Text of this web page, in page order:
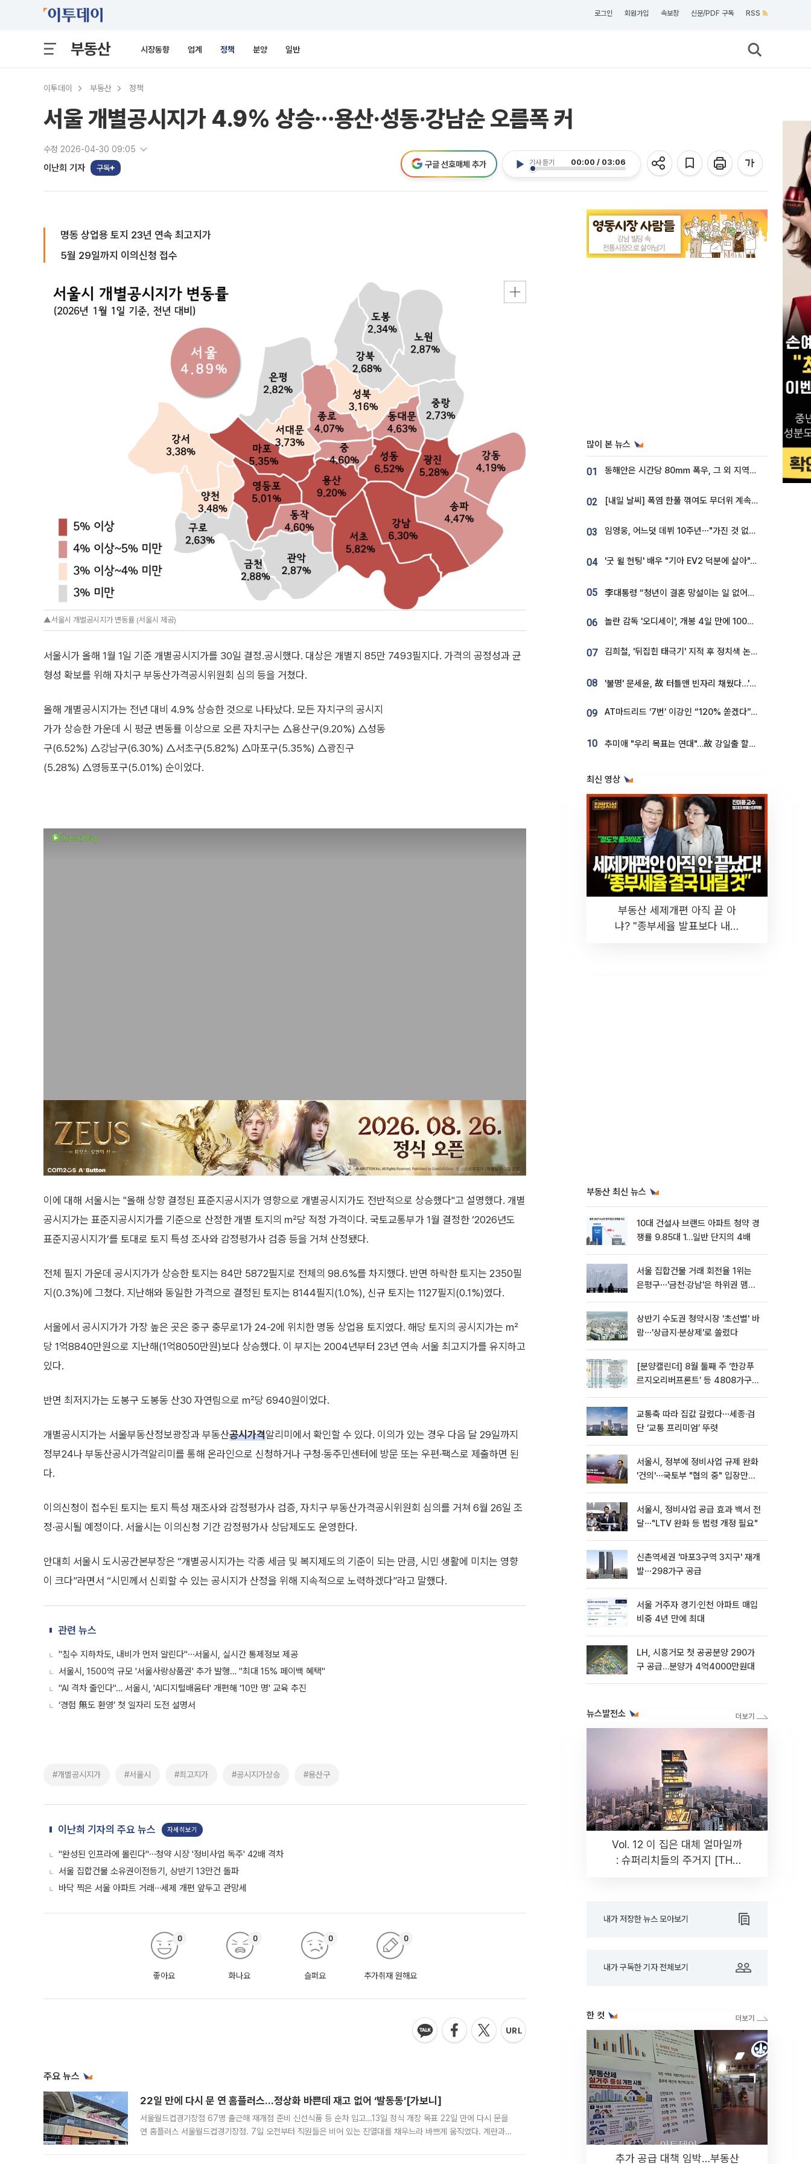
로그인 회원가입 속보창 신문/PDF 구독 RSS
부동산 시장동향 업계 정책 분양 일반
이투데이 부동산 정책
서울 개별공시지가 4.9% 상승⋯용산·성동·강남순 오름폭 커
수정 2026-04-30 09:05
이난희 기자 구독
기사 듣기 00:00 / 03:06
구글 선호매체 추가
명동 상업용 토지 23년 연속 최고지가
5월 29일까지 이의신청 접수
▲서울시 개별공시지가 변동률 (서울시 제공)
서울시가 올해 1월 1일 기준 개별공시지가를 30일 결정․공시했다. 대상은 개별지 85만 7493필지다. 가격의 공정성과 균
형성 확보를 위해 자치구 부동산가격공시위원회 심의 등을 거쳤다.
올해 개별공시지가는 전년 대비 4.9% 상승한 것으로 나타났다. 모든 자치구의 공시지
가가 상승한 가운데 시 평균 변동률 이상으로 오른 자치구는 △용산구(9.20%) △성동
구(6.52%) △강남구(6.30%) △서초구(5.82%) △마포구(5.35%) △광진구
(5.28%) △영등포구(5.01%) 순이었다.
이에 대해 서울시는 "올해 상향 결정된 표준지공시지가 영향으로 개별공시지가도 전반적으로 상승했다"고 설명했다. 개별
공시지가는 표준지공시지가를 기준으로 산정한 개별 토지의 ㎡당 적정 가격이다. 국토교통부가 1월 결정한 ‘2026년도
표준지공시지가’를 토대로 토지 특성 조사와 감정평가사 검증 등을 거쳐 산정됐다.
전체 필지 가운데 공시지가가 상승한 토지는 84만 5872필지로 전체의 98.6%를 차지했다. 반면 하락한 토지는 2350필
지(0.3%)에 그쳤다. 지난해와 동일한 가격으로 결정된 토지는 8144필지(1.0%), 신규 토지는 1127필지(0.1%)였다.
서울에서 공시지가가 가장 높은 곳은 중구 충무로1가 24-2에 위치한 명동 상업용 토지였다. 해당 토지의 공시지가는 ㎡
당 1억8840만원으로 지난해(1억8050만원)보다 상승했다. 이 부지는 2004년부터 23년 연속 서울 최고지가를 유지하고
있다.
반면 최저지가는 도봉구 도봉동 산30 자연림으로 ㎡당 6940원이었다.
개별공시지가는 서울부동산정보광장과 부동산공시가격알리미에서 확인할 수 있다. 이의가 있는 경우 다음 달 29일까지
정부24나 부동산공시가격알리미를 통해 온라인으로 신청하거나 구청·동주민센터에 방문 또는 우편·팩스로 제출하면 된
다.
이의신청이 접수된 토지는 토지 특성 재조사와 감정평가사 검증, 자치구 부동산가격공시위원회 심의를 거쳐 6월 26일 조
정·공시될 예정이다. 서울시는 이의신청 기간 감정평가사 상담제도도 운영한다.
안대희 서울시 도시공간본부장은 “개별공시지가는 각종 세금 및 복지제도의 기준이 되는 만큼, 시민 생활에 미치는 영향
이 크다”라면서 “시민께서 신뢰할 수 있는 공시지가 산정을 위해 지속적으로 노력하겠다”라고 말했다.
관련 뉴스
"침수 지하차도, 내비가 먼저 알린다"⋯서울시, 실시간 통제정보 제공
서울시, 1500억 규모 '서울사랑상품권' 추가 발행… "최대 15% 페이백 혜택"
"AI 격차 줄인다"… 서울시, 'AI디지털배움터' 개편해 '10만 명' 교육 추진
‘경험 無도 환영’ 첫 일자리 도전 설명서
#개별공시지가 #서울시 #최고지가 #공시지가상승 #용산구
이난희 기자의 주요 뉴스 자세히보기
"완성된 인프라에 몰린다"⋯청약 시장 '정비사업 독주' 42배 격차
서울 집합건물 소유권이전등기, 상반기 13만건 돌파
바닥 찍은 서울 아파트 거래⋯세제 개편 앞두고 관망세
좋아요
0
화나요
0
슬퍼요
0
추가취재 원해요
0
주요 뉴스
22일 만에 다시 문 연 홈플러스…정상화 바쁜데 재고 없어 ‘발동동’[가보니]
서울월드컵경기장점 67명 출근해 재개점 준비 신선식품 등 순차 입고…13일 정식 개장 목표 22일 만에 다시 문을
연 홈플러스 서울월드컵경기장점. 7일 오전부터 직원들은 비어 있는 진열대를 채우느라 바쁘게 움직였다. 계란과
많이 본 뉴스
01 동해안은 시간당 80㎜ 폭우, 그 외 지역은 폭염…‘극과 극 날씨’
02 [내일 날씨] 폭염 한풀 꺾여도 무더위 계속⋯동해안 이틀 연속 비
03 임영웅, 어느덧 데뷔 10주년⋯"가진 것 없던 시절, 내 앞엔 20명의 팬뿐"
04 '굿 윌 헌팅' 배우 "기아 EV2 덕분에 살아"…교통사고 후 안전성 극찬
05 李대통령 “청년이 결혼 망설이는 일 없어야...제도상 불이익 조사”
06 놀란 감독 '오디세이', 개봉 4일 만에 100만 돌파⋯'왕사남' 보다 빠르다
07 김희철, '뒤집힌 태극기' 지적 후 정치색 논란…"좌우 떠나 우리나라 국기"
08 '불명' 문세윤, 故 터틀맨 빈자리 채웠다…'거북이' 눈물의 최종 우승
09 AT마드리드 ‘7번’ 이강인 “120% 쏟겠다”⋯시메오네 감독 “필요한 선수”
10 추미애 "우리 목표는 연대"…故 강일출 할머니 흉상 제막
최신 영상
부동산 세제개편 아직 끝 아
냐? "종부세율 발표보다 내릴
부동산 최신 뉴스
10대 건설사 브랜드 아파트 청약 경
쟁률 9.85대 1…일반 단지의 4배
서울 집합건물 거래 회전율 1위는
은평구⋯'금천·강남'은 하위권 맴돌
상반기 수도권 청약시장 '초선별' 바
람⋯'상급지·분상제'로 쏠렸다
[분양캘린더] 8월 둘째 주 ‘한강푸
르지오리버프론트’ 등 4808가구
교통축 따라 집값 갈렸다⋯세종·검
단 ‘교통 프리미엄’ 뚜렷
서울시, 정부에 정비사업 규제 완화
'건의'⋯국토부 "협의 중" 입장만
서울시, 정비사업 공급 효과 백서 전
달⋯"LTV 완화 등 법령 개정 필요"
신촌역세권 '마포3구역 3지구' 재개
발⋯298가구 공급
서울 거주자 경기·인천 아파트 매입
비중 4년 만에 최대
LH, 시흥거모 첫 공공분양 290가
구 공급…분양가 4억4000만원대
뉴스발전소
Vol. 12 이 집은 대체 얼마일까
: 슈퍼리치들의 주거지 [THE
내가 저장한 뉴스 모아보기
내가 구독한 기자 전체보기
한 컷
추가 공급 대책 임박…부동산